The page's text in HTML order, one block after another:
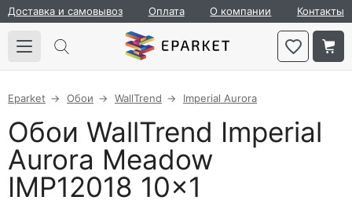
Доставка и самовывоз Оплата О компании Контакты
Eparket Обои WallTrend Imperial Aurora
Обои WallTrend Imperial
Aurora Meadow
IMP12018 10×1